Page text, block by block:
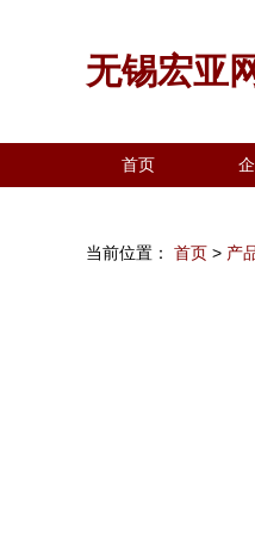
无锡宏亚
首页
当前位置： 首页 > 产